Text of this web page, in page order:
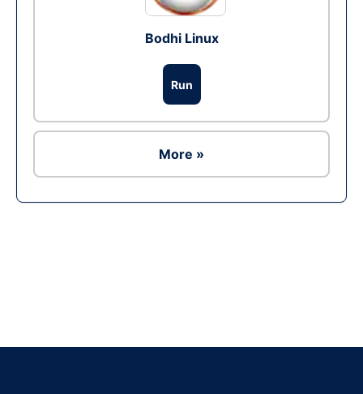
Bodhi Linux
Run
More »